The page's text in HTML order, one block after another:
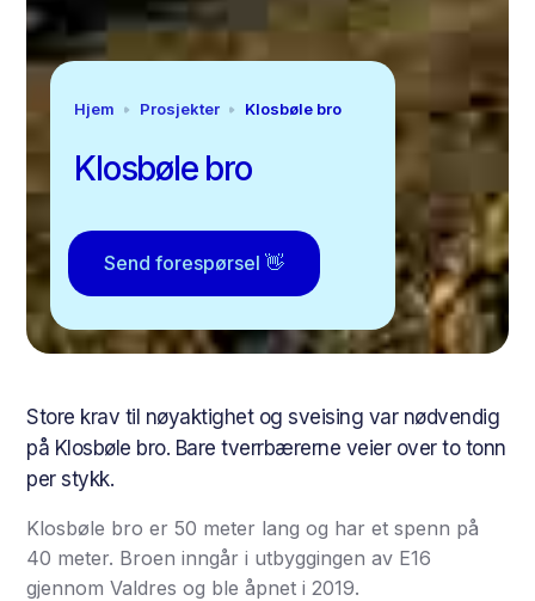
Hjem Prosjekter Klosbøle bro
Klosbøle bro
Send forespørsel 👋
Store krav til nøyaktighet og sveising var nødvendig
på Klosbøle bro. Bare tverrbærerne veier over to tonn
per stykk.
Klosbøle bro er 50 meter lang og har et spenn på
40 meter. Broen inngår i utbyggingen av E16
gjennom Valdres og ble åpnet i 2019.